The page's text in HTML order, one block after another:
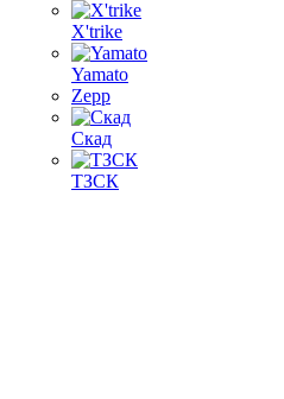
X'trike
Yamato
Zepp
Скад
ТЗСК